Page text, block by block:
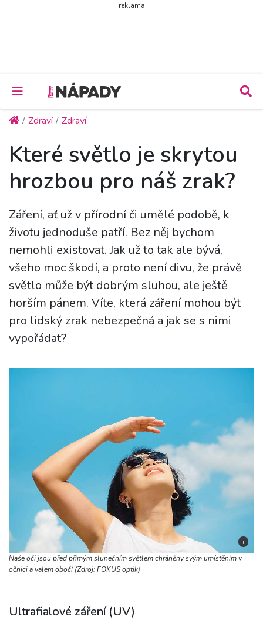
reklama
Zdraví Zdraví
Které světlo je skrytou
hrozbou pro náš zrak?
Záření, ať už v přírodní či umělé podobě, k
životu jednoduše patří. Bez něj bychom
nemohli existovat. Jak už to tak ale bývá,
všeho moc škodí, a proto není divu, že právě
světlo může být dobrým sluhou, ale ještě
horším pánem. Víte, která záření mohou být
pro lidský zrak nebezpečná a jak se s nimi
vypořádat?
i
Naše oči jsou před přímým slunečním světlem chráněny svým umístěním v
očnici a valem obočí (Zdroj: FOKUS optik)
Ultrafialové záření (UV)